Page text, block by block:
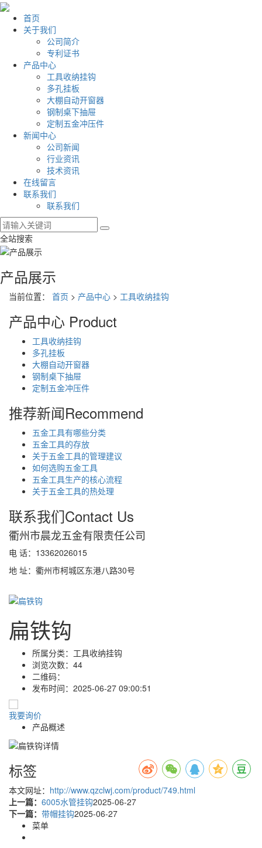
首页
关于我们
公司简介
专利证书
产品中心
工具收纳挂钩
多孔挂板
大棚自动开窗器
钢制桌下抽屉
定制五金冲压件
新闻中心
公司新闻
行业资讯
技术资讯
在线留言
联系我们
联系我们
全站搜索
产品展示
当前位置： 首页 > 产品中心 > 工具收纳挂钩
产品中心 Product
工具收纳挂钩
多孔挂板
大棚自动开窗器
钢制桌下抽屉
定制五金冲压件
推荐新闻Recommend
五金工具有哪些分类
五金工具的存放
关于五金工具的管理建议
如何选购五金工具
五金工具生产的核心流程
关于五金工具的热处理
联系我们Contact Us
衢州市晨龙五金有限责任公司
电 话：13362026015
地 址：衢州市柯城区东港八路30号
扁铁钩
所属分类： 工具收纳挂钩
浏览次数： 44
二维码：
发布时间： 2025-06-27 09:00:51
我要询价
产品概述
标签
本文网址： http://www.qzclwj.com/product/749.html
上一篇： 6005水管挂钩2025-06-27
下一篇： 带帽挂钩2025-06-27
菜单